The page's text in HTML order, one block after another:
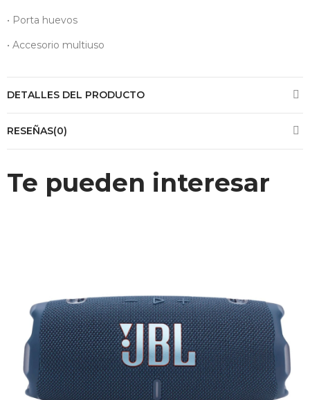
• Porta huevos
• Accesorio multiuso
DETALLES DEL PRODUCTO
RESEÑAS(0)
Te pueden interesar